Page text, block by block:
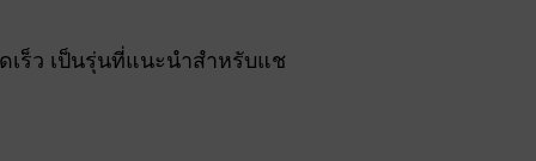
ร็ว เป็นรุ่นที่แนะนำสำหรับแช